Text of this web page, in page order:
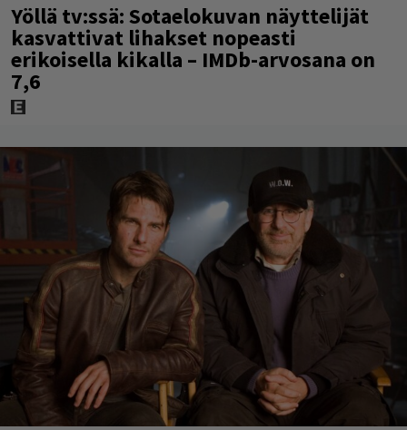
Yöllä tv:ssä: Sotaelokuvan näyttelijät
kasvattivat lihakset nopeasti
erikoisella kikalla – IMDb-arvosana on
7,6